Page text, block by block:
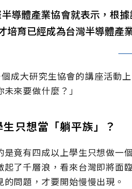
導體產業協會就表示，根
培育已經成為台灣半導體產
成大研究生協會的講座活動
來要做什麼？」
只想當「躺平族」？
是竟有四成以上學生只想做一
起了千層浪，看來台灣即將面
的問題，才要開始慢慢出現。